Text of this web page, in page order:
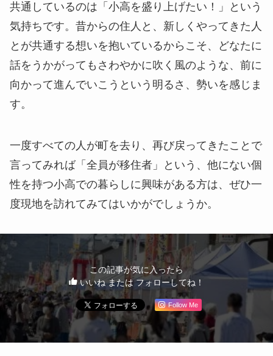
共通しているのは「小高を盛り上げたい！」という
気持ちです。昔からの住人と、新しくやってきた人
とが共通する想いを抱いているからこそ、どなたに
話をうかがってもさわやかに吹く風のような、前に
向かって進んでいこうという明るさ、勢いを感じま
す。
一度すべての人が町を去り、再び戻ってきたことで
言ってみれば「全員が移住者」という、他にない個
性を持つ小高での暮らしに興味がある方は、ぜひ一
度現地を訪れてみてはいかがでしょうか。
この記事が気に入ったら
いいね または フォローしてね！
Follow Me